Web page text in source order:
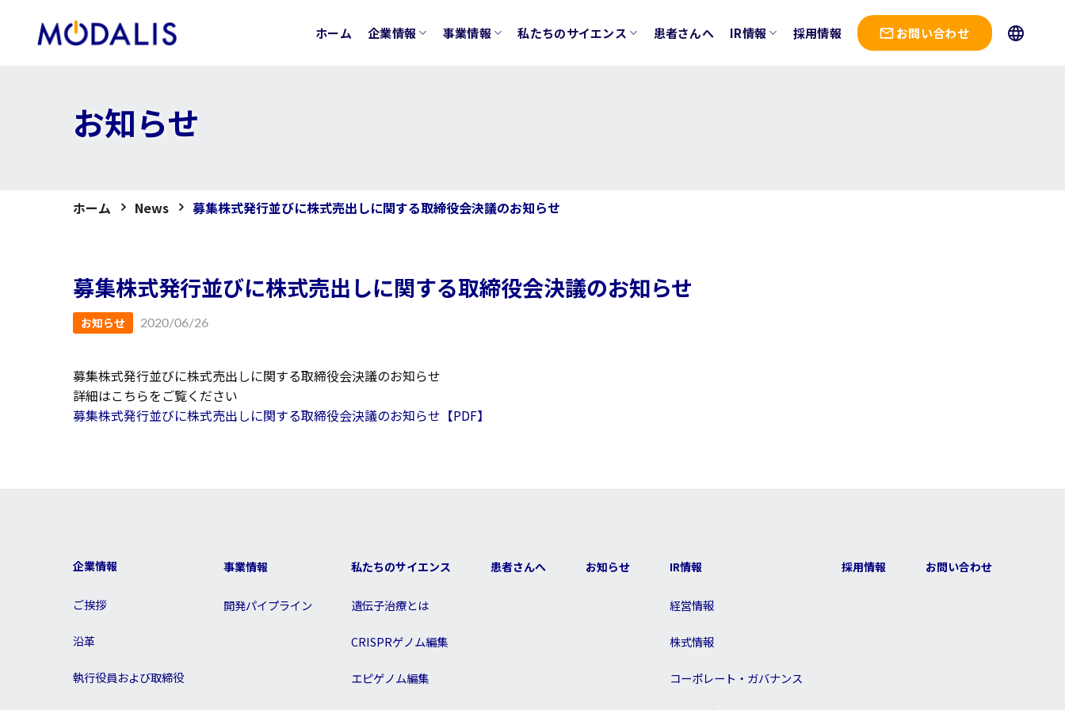
content
ホーム 企業情報 事業情報 私たちのサイエンス 患者さんへ IR情報 採用情報 お問い合わせ
お知らせ
ホーム News 募集株式発行並びに株式売出しに関する取締役会決議のお知らせ
募集株式発行並びに株式売出しに関する取締役会決議のお知らせ
お知らせ 2020/06/26
募集株式発行並びに株式売出しに関する取締役会決議のお知らせ
詳細はこちらをご覧ください
募集株式発行並びに株式売出しに関する取締役会決議のお知らせ【PDF】
企業情報
ご挨拶
沿革
執行役員および取締役
事業情報
開発パイプライン
私たちのサイエンス
遺伝子治療とは
CRISPRゲノム編集
エピゲノム編集
患者さんへ お知らせ IR情報
経営情報
株式情報
コーポレート・ガバナンス
採用情報 お問い合わせ